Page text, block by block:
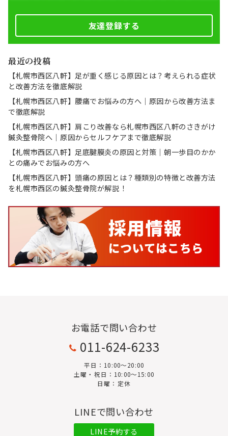
友達登録する
最近の投稿
【札幌市西区八軒】足が重く感じる原因とは？考えられる症状
と改善方法を徹底解説
【札幌市西区八軒】腰痛でお悩みの方へ｜原因から改善方法ま
で徹底解説
【札幌市西区八軒】肩こり改善なら札幌市西区八軒のさきがけ
鍼灸整骨院へ｜原因からセルフケアまで徹底解説
【札幌市西区八軒】足底腱膜炎の原因と対策｜朝一歩目のかか
との痛みでお悩みの方へ
【札幌市西区八軒】頭痛の原因とは？種類別の特徴と改善方法
を札幌市西区の鍼灸整骨院が解説！
お電話で問い合わせ
011-624-6233
平日：10:00〜20:00
土曜・祝日：10:00～15:00
日曜：定休
LINEで問い合わせ
LINE予約する